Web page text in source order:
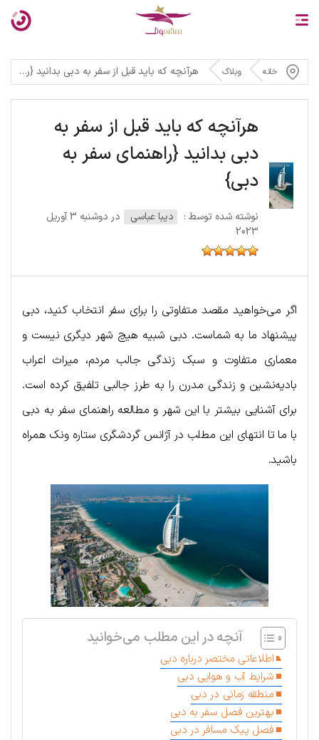
خانه وبلاگ هرآنچه که باید قبل از سفر به دبی بدانید {راهنمای سفر به دبی}
هرآنچه که باید قبل از سفر به
دبی بدانید {راهنمای سفر به
دبی}
نوشته شده توسط : دیبا عباسی
در دوشنبه 3 آوریل
2023
اگر می‌خواهید مقصد متفاوتی را برای سفر انتخاب کنید، دبی
پیشنهاد ما به شماست. دبی شبیه هیچ شهر دیگری نیست و
معماری متفاوت و سبک زندگی جالب مردم، میراث اعراب
بادیه‌نشین و زندگی مدرن را به طرز جالبی تلفیق کرده است.
برای آشنایی بیشتر با این شهر و مطالعه راهنمای سفر به دبی
با ما تا انتهای این مطلب در آژانس گردشگری ستاره ونک همراه
باشید.
آنچه در این مطلب می‌خوانید
اطلاعاتی مختصر درباره دبی
شرایط آب و هوایی دبی
منطقه زمانی در دبی
بهترین فصل سفر به دبی
فصل پیک مسافر در دبی